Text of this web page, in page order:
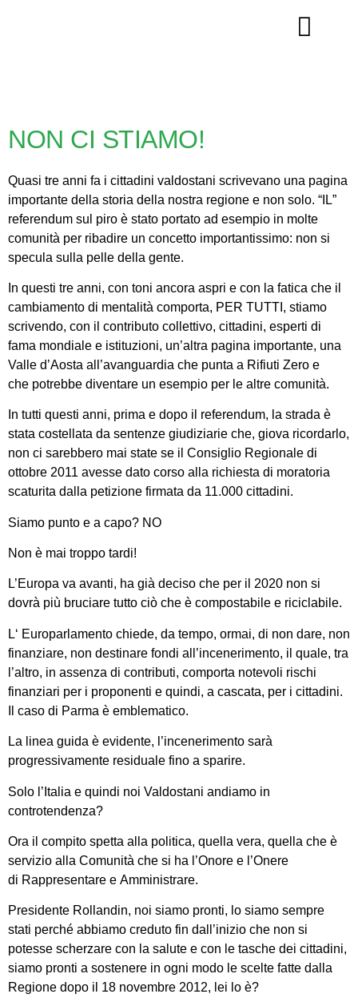
NON CI STIAMO!
Quasi tre anni fa i cittadini valdostani scrivevano una pagina
importante della storia della nostra regione e non solo. “IL”
referendum sul piro è stato portato ad esempio in molte
comunità per ribadire un concetto importantissimo: non si
specula sulla pelle della gente.
In questi tre anni, con toni ancora aspri e con la fatica che il
cambiamento di mentalità comporta, PER TUTTI, stiamo
scrivendo, con il contributo collettivo, cittadini, esperti di
fama mondiale e istituzioni, un’altra pagina importante, una
Valle d’Aosta all’avanguardia che punta a Rifiuti Zero e
che potrebbe diventare un esempio per le altre comunità.
In tutti questi anni, prima e dopo il referendum, la strada è
stata costellata da sentenze giudiziarie che, giova ricordarlo,
non ci sarebbero mai state se il Consiglio Regionale di
ottobre 2011 avesse dato corso alla richiesta di moratoria
scaturita dalla petizione firmata da 11.000 cittadini.
Siamo punto e a capo? NO
Non è mai troppo tardi!
L’Europa va avanti, ha già deciso che per il 2020 non si
dovrà più bruciare tutto ciò che è compostabile e riciclabile.
L‘ Europarlamento chiede, da tempo, ormai, di non dare, non
finanziare, non destinare fondi all’incenerimento, il quale, tra
l’altro, in assenza di contributi, comporta notevoli rischi
finanziari per i proponenti e quindi, a cascata, per i cittadini.
Il caso di Parma è emblematico.
La linea guida è evidente, l’incenerimento sarà
progressivamente residuale fino a sparire.
Solo l’Italia e quindi noi Valdostani andiamo in
controtendenza?
Ora il compito spetta alla politica, quella vera, quella che è
servizio alla Comunità che si ha l’Onore e l’Onere
di Rappresentare e Amministrare.
Presidente Rollandin, noi siamo pronti, lo siamo sempre
stati perché abbiamo creduto fin dall’inizio che non si
potesse scherzare con la salute e con le tasche dei cittadini,
siamo pronti a sostenere in ogni modo le scelte fatte dalla
Regione dopo il 18 novembre 2012, lei lo è?